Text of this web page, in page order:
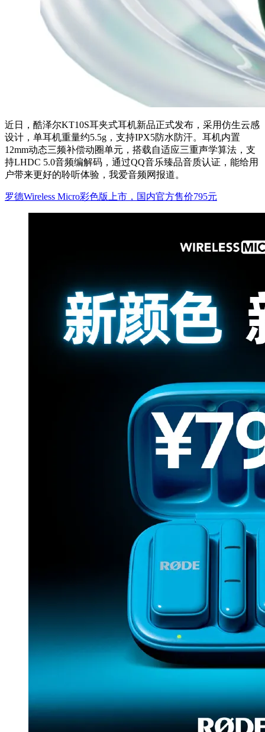
近日，酷泽尔KT10S耳夹式耳机新品正式发布，采用仿生云感
设计，单耳机重量约5.5g，支持IPX5防水防汗。耳机内置
12mm动态三频补偿动圈单元，搭载自适应三重声学算法，支
持LHDC 5.0音频编解码，通过QQ音乐臻品音质认证，能给用
户带来更好的聆听体验，我爱音频网报道。
罗德Wireless Micro彩色版上市，国内官方售价795元